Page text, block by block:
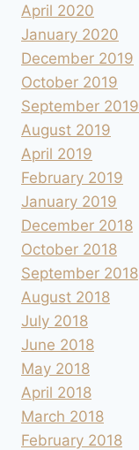
April 2020
January 2020
December 2019
October 2019
September 2019
August 2019
April 2019
February 2019
January 2019
December 2018
October 2018
September 2018
August 2018
July 2018
June 2018
May 2018
April 2018
March 2018
February 2018